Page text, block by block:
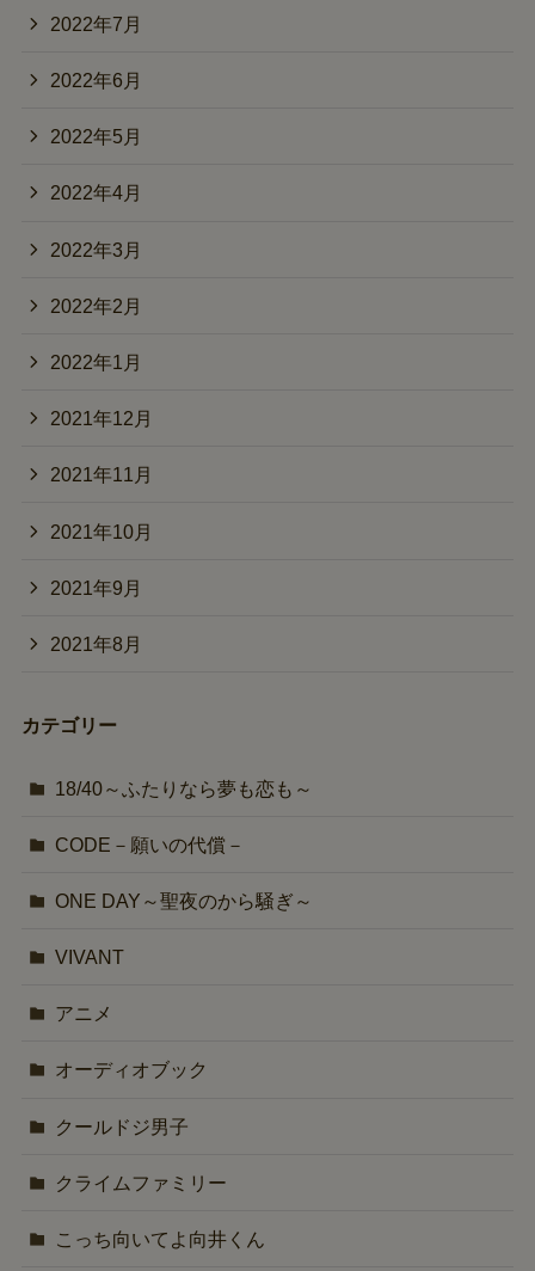
2022年7月
2022年6月
2022年5月
2022年4月
2022年3月
2022年2月
2022年1月
2021年12月
2021年11月
2021年10月
2021年9月
2021年8月
カテゴリー
18/40～ふたりなら夢も恋も～
CODE－願いの代償－
ONE DAY～聖夜のから騒ぎ～
VIVANT
アニメ
オーディオブック
クールドジ男子
クライムファミリー
こっち向いてよ向井くん